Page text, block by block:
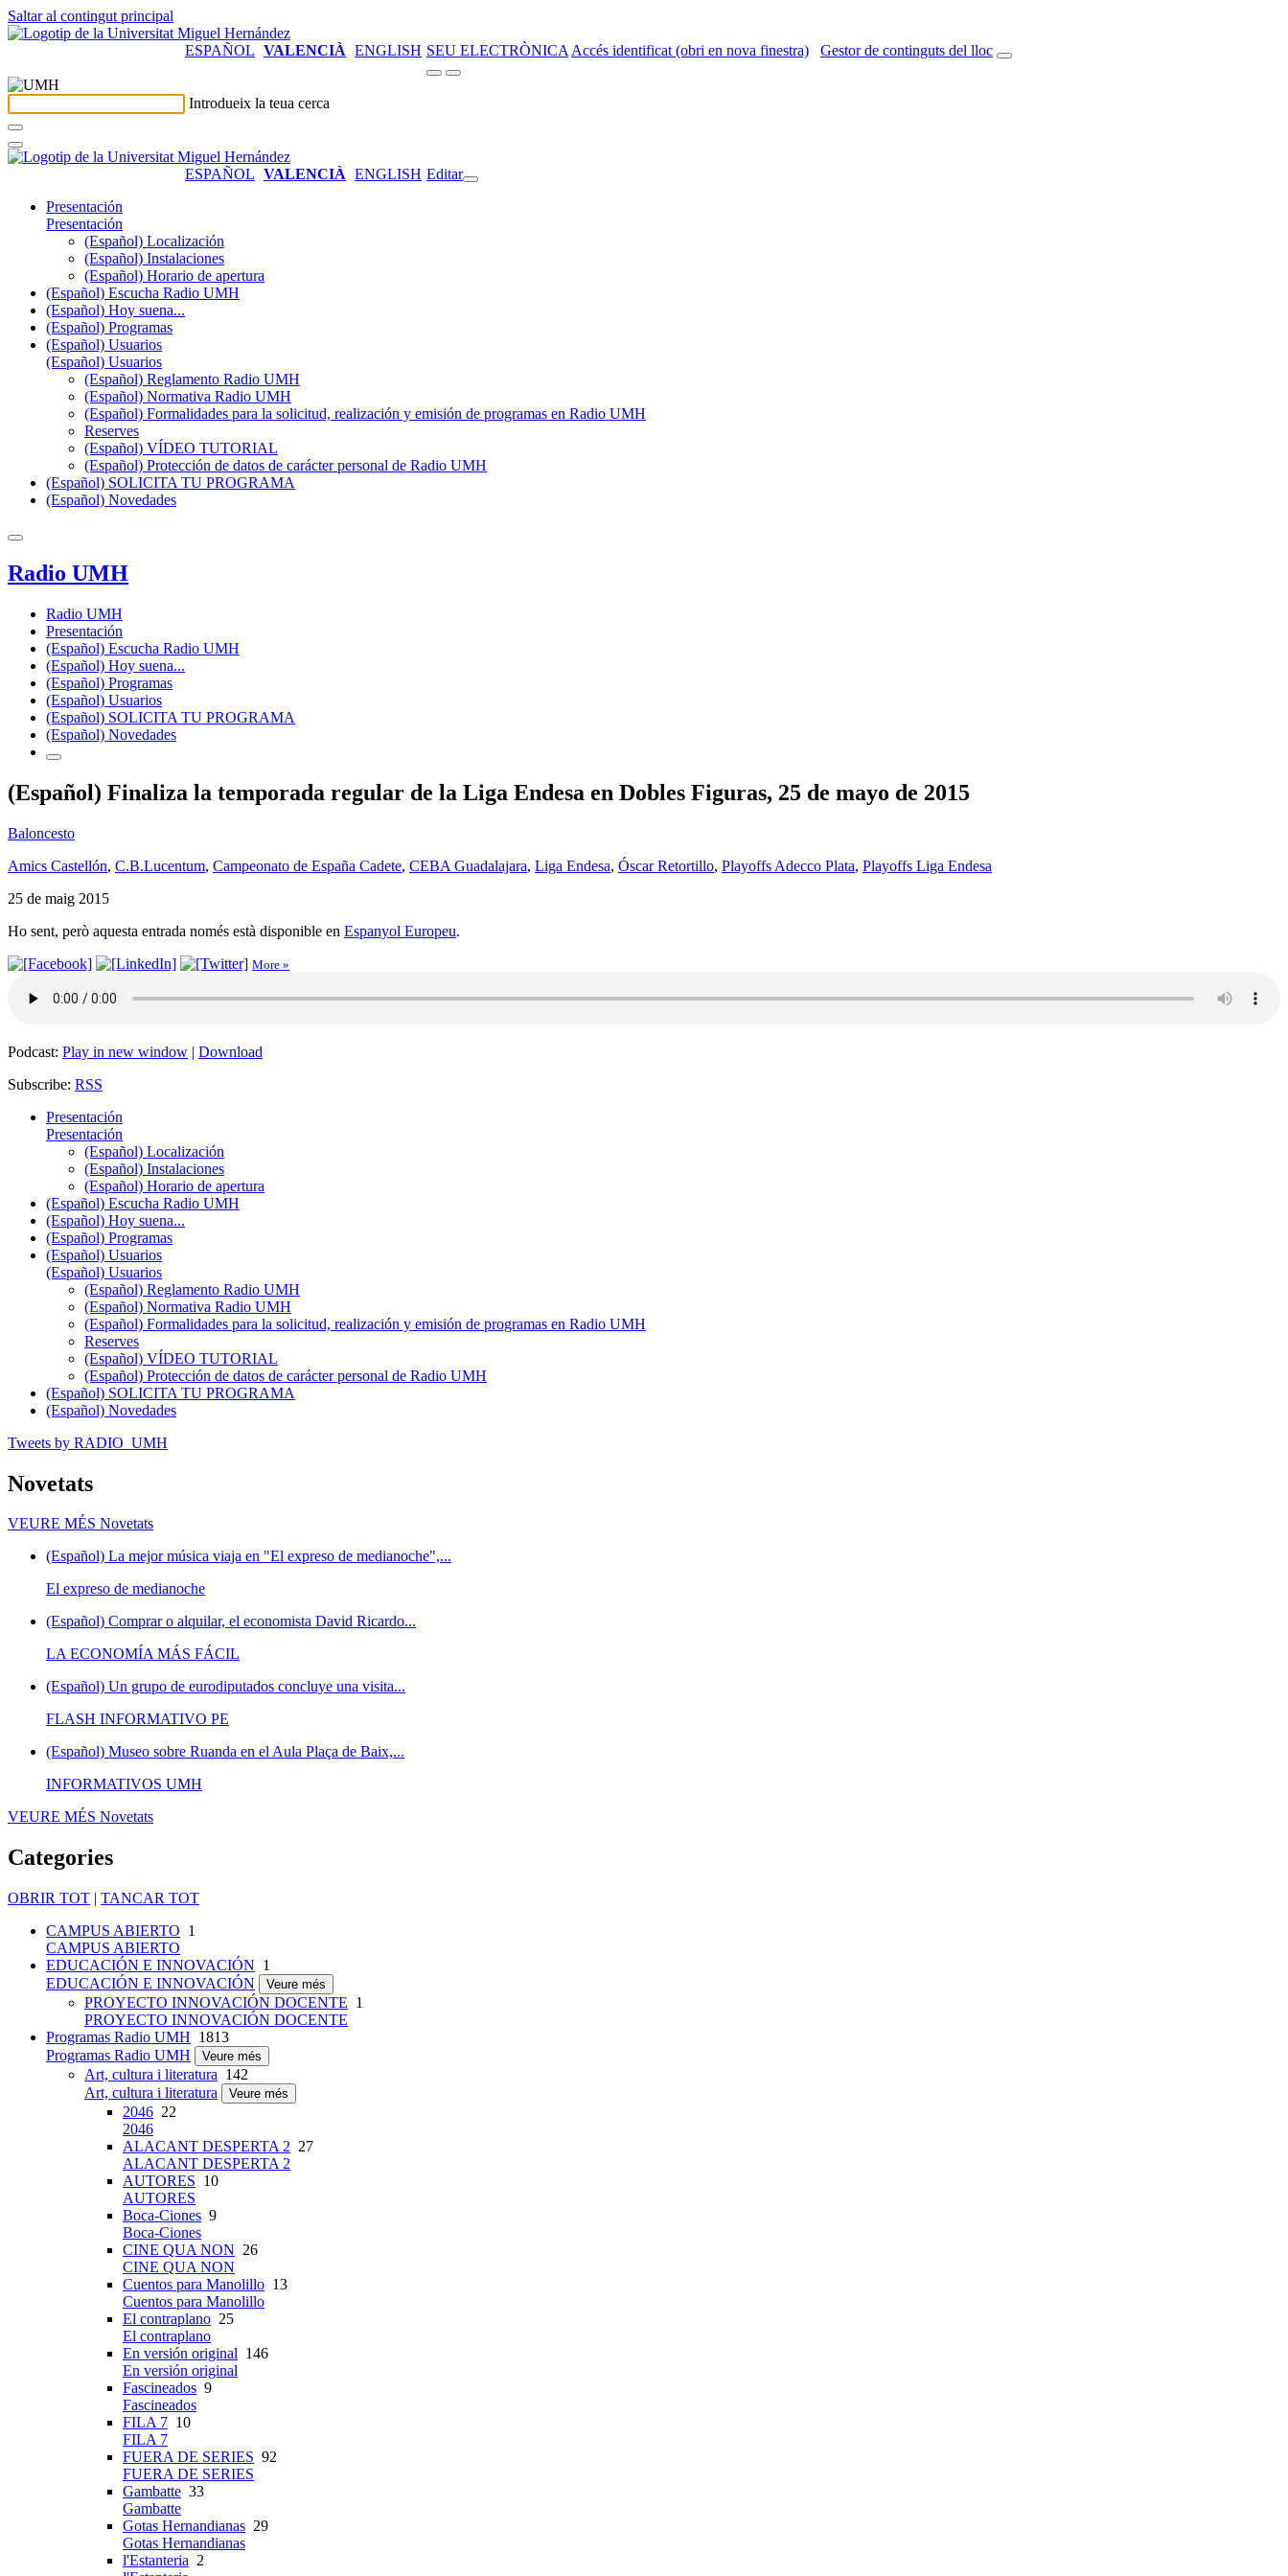
Saltar al contingut principal
ESPAÑOL VALENCIÀ ENGLISH SEU ELECTRÒNICA Accés identificat (obri en nova finestra) Gestor de continguts del lloc
Introdueix la teua cerca
ESPAÑOL VALENCIÀ ENGLISH Editar
Presentación
Presentación
(Español) Localización
(Español) Instalaciones
(Español) Horario de apertura
(Español) Escucha Radio UMH
(Español) Hoy suena...
(Español) Programas
(Español) Usuarios
(Español) Usuarios
(Español) Reglamento Radio UMH
(Español) Normativa Radio UMH
(Español) Formalidades para la solicitud, realización y emisión de programas en Radio UMH
Reserves
(Español) VÍDEO TUTORIAL
(Español) Protección de datos de carácter personal de Radio UMH
(Español) SOLICITA TU PROGRAMA
(Español) Novedades
Radio UMH
Radio UMH
Presentación
(Español) Escucha Radio UMH
(Español) Hoy suena...
(Español) Programas
(Español) Usuarios
(Español) SOLICITA TU PROGRAMA
(Español) Novedades
(Español) Finaliza la temporada regular de la Liga Endesa en Dobles Figuras, 25 de mayo de 2015
Baloncesto
Amics Castellón, C.B.Lucentum, Campeonato de España Cadete, CEBA Guadalajara, Liga Endesa, Óscar Retortillo, Playoffs Adecco Plata, Playoffs Liga Endesa
25 de maig 2015
Ho sent, però aquesta entrada només està disponible en Espanyol Europeu.
More »
Podcast: Play in new window | Download
Subscribe: RSS
Presentación
Presentación
(Español) Localización
(Español) Instalaciones
(Español) Horario de apertura
(Español) Escucha Radio UMH
(Español) Hoy suena...
(Español) Programas
(Español) Usuarios
(Español) Usuarios
(Español) Reglamento Radio UMH
(Español) Normativa Radio UMH
(Español) Formalidades para la solicitud, realización y emisión de programas en Radio UMH
Reserves
(Español) VÍDEO TUTORIAL
(Español) Protección de datos de carácter personal de Radio UMH
(Español) SOLICITA TU PROGRAMA
(Español) Novedades
Tweets by RADIO_UMH
Novetats
VEURE MÉS Novetats
(Español) La mejor música viaja en "El expreso de medianoche",...
El expreso de medianoche
(Español) Comprar o alquilar, el economista David Ricardo...
LA ECONOMÍA MÁS FÁCIL
(Español) Un grupo de eurodiputados concluye una visita...
FLASH INFORMATIVO PE
(Español) Museo sobre Ruanda en el Aula Plaça de Baix,...
INFORMATIVOS UMH
VEURE MÉS Novetats
Categories
OBRIR TOT | TANCAR TOT
CAMPUS ABIERTO 1
CAMPUS ABIERTO
EDUCACIÓN E INNOVACIÓN 1
EDUCACIÓN E INNOVACIÓN
Veure més
PROYECTO INNOVACIÓN DOCENTE 1
PROYECTO INNOVACIÓN DOCENTE
Programas Radio UMH 1813
Programas Radio UMH
Veure més
Art, cultura i literatura 142
Art, cultura i literatura
Veure més
2046 22
2046
ALACANT DESPERTA 2 27
ALACANT DESPERTA 2
AUTORES 10
AUTORES
Boca-Ciones 9
Boca-Ciones
CINE QUA NON 26
CINE QUA NON
Cuentos para Manolillo 13
Cuentos para Manolillo
El contraplano 25
El contraplano
En versión original 146
En versión original
Fascineados 9
Fascineados
FILA 7 10
FILA 7
FUERA DE SERIES 92
FUERA DE SERIES
Gambatte 33
Gambatte
Gotas Hernandianas 29
Gotas Hernandianas
l'Estanteria 2